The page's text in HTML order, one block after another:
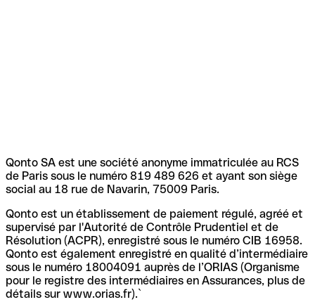
Qonto SA est une société anonyme immatriculée au RCS
de Paris sous le numéro 819 489 626 et ayant son siège
social au 18 rue de Navarin, 75009 Paris.
Qonto est un établissement de paiement régulé, agréé et
supervisé par l'Autorité de Contrôle Prudentiel et de
Résolution (ACPR), enregistré sous le numéro CIB 16958.
Qonto est également enregistré en qualité d’intermédiaire
sous le numéro 18004091 auprès de l’ORIAS (Organisme
pour le registre des intermédiaires en Assurances, plus de
détails sur www.orias.fr).`